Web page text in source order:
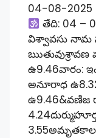
04-08-
తేది: 04 –
విశ్వావసు నామ
ఋతువుశ్రావణ
ఉ9.46వారం:
అనూరాధ
ఉ9.46&వణిజ